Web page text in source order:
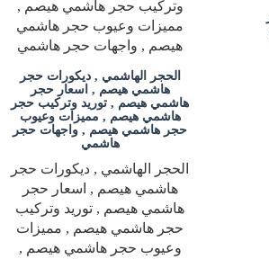
الحجر الهاشمي , ديكورات حجر
هاشمي هيصم , اسعار حجر
هاشمي هيصم , توريد وتركيب حجر
هاشمي هيصم , مميزات وعيوب
حجر هاشمي هيصم , واجهات حجر
هاشمي
الحجر الهاشمي , ديكورات حجر
هاشمي هيصم , اسعار حجر
هاشمي هيصم , توريد وتركيب
حجر هاشمي هيصم , مميزات
وعيوب حجر هاشمي هيصم ,